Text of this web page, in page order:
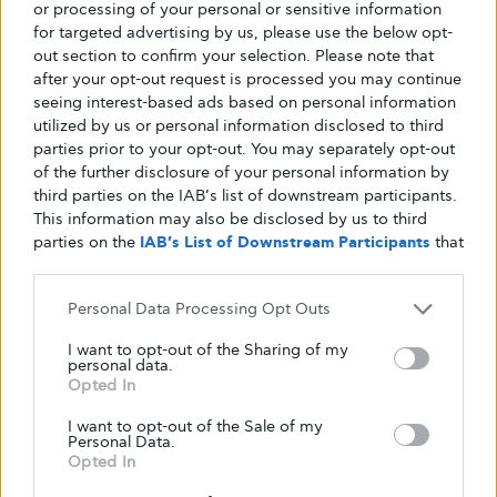
or processing of your personal or sensitive information
for targeted advertising by us, please use the below opt-
out section to confirm your selection. Please note that
after your opt-out request is processed you may continue
seeing interest-based ads based on personal information
utilized by us or personal information disclosed to third
parties prior to your opt-out. You may separately opt-out
of the further disclosure of your personal information by
third parties on the IAB’s list of downstream participants.
This information may also be disclosed by us to third
parties on the IAB’s List of Downstream Participants that
Personal Data Processing Opt Outs
I want to opt-out of the Sharing of my
personal data.
Opted In
I want to opt-out of the Sale of my
Personal Data.
Opted In
του σώματος», εξηγεί ο βιοτεχνολόγος. Εξηγεί
ότι τα ηλεκτρικά σήματα είναι ιδανικά για τον
έλεγχο των διακοπτών και των δικτύων
γονιδίων χρησιμοποιώντας φορητές
ηλεκτρονικές συσκευές, όπως smartphone ή
smartwatches – και στη συνέχεια μπορεί να
ενσωματωθεί και η τεχνητή νοημοσύνη.
«Ως εκ τούτου, πιστεύω ότι οι
ηλεκτρογενετικές κυτταρικές θεραπείες έχουν
τις καλύτερες πιθανότητες εφαρμογής. Όσον
νέα λύση βρίσκεται σε pole position»,
καταλήγει ο Fussenegger.
Ωστόσο, η περαιτέρω ανάπτυξη αυτών των